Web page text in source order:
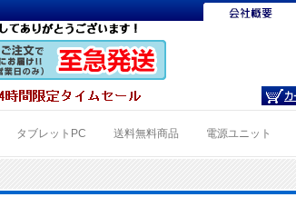
タブレットPC 送料無料商品 電源ユニット